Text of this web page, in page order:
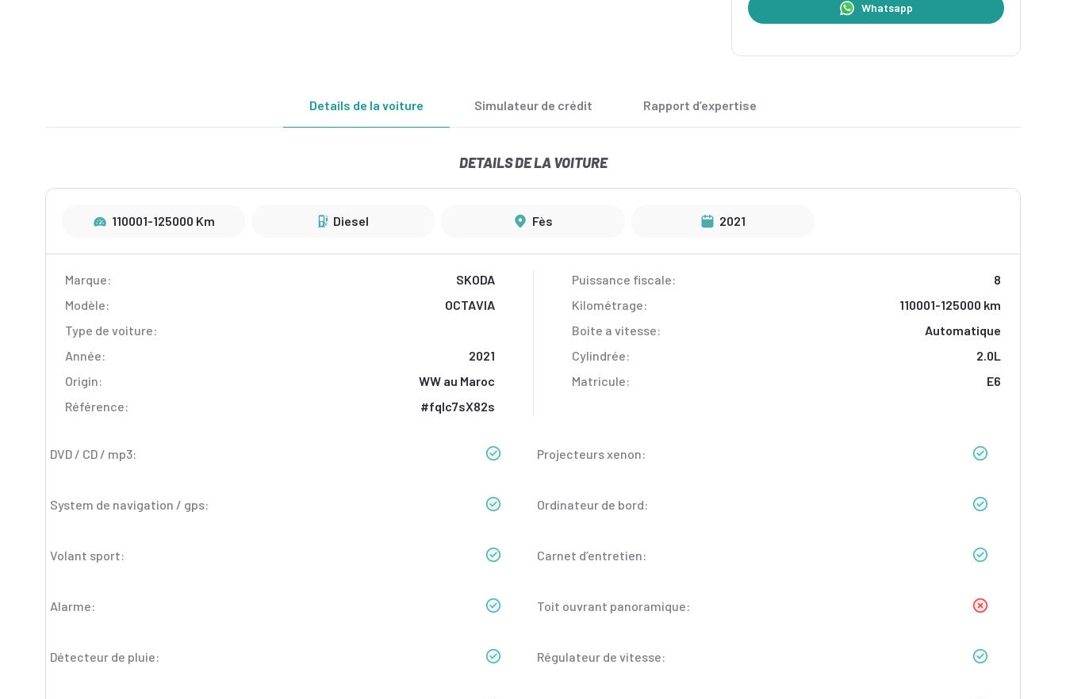
Whatsapp
Details de la voiture Simulateur de crédit Rapport d’expertise
DETAILS DE LA VOITURE
110001-125000 Km Diesel Fès 2021
Marque:
SKODA
Modèle:
OCTAVIA
Type de voiture:
Année:
2021
Origin:
WW au Maroc
Référence:
#fqIc7sX82s
Puissance fiscale:
8
Kilométrage:
110001-125000 km
Boite a vitesse:
Automatique
Cylindrée:
2.0L
Matricule:
E6
DVD / CD / mp3:
System de navigation / gps:
Volant sport:
Alarme:
Détecteur de pluie:
Projecteurs xenon:
Ordinateur de bord:
Carnet d’entretien:
Toit ouvrant panoramique:
Régulateur de vitesse: